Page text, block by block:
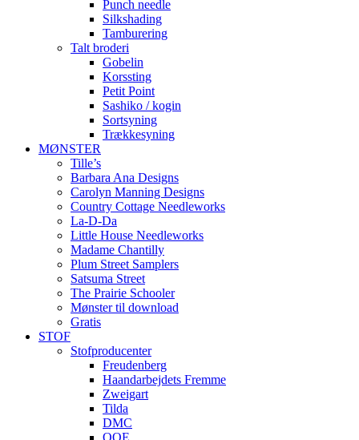
Punch needle
Silkshading
Tamburering
Talt broderi
Gobelin
Korssting
Petit Point
Sashiko / kogin
Sortsyning
Trækkesyning
MØNSTER
Tille’s
Barbara Ana Designs
Carolyn Manning Designs
Country Cottage Needleworks
La-D-Da
Little House Needleworks
Madame Chantilly
Plum Street Samplers
Satsuma Street
The Prairie Schooler
Mønster til download
Gratis
STOF
Stofproducenter
Freudenberg
Haandarbejdets Fremme
Zweigart
Tilda
DMC
OOE